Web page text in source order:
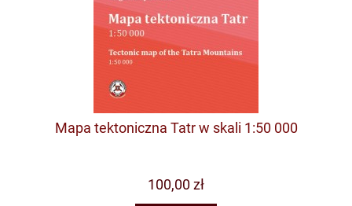
Mapa tektoniczna Tatr w skali 1:50 000
100,00 zł